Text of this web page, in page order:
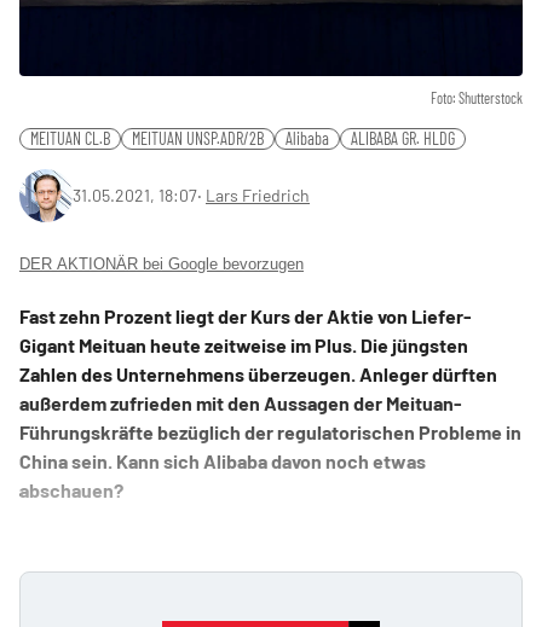
Foto: Shutterstock
MEITUAN CL.B MEITUAN UNSP.ADR/2B Alibaba ALIBABA GR. HLDG
31.05.2021, 18:07‧ Lars Friedrich
DER AKTIONÄR bei Google bevorzugen
Fast zehn Prozent liegt der Kurs der Aktie von Liefer-
Gigant Meituan heute zeitweise im Plus. Die jüngsten
Zahlen des Unternehmens überzeugen. Anleger dürften
außerdem zufrieden mit den Aussagen der Meituan-
Führungskräfte bezüglich der regulatorischen Probleme in
China sein. Kann sich Alibaba davon noch etwas
abschauen?